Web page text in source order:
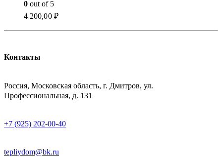
0 out of 5
4 200,00 ₽
Контакты
Россия, Московская область, г. Дмитров, ул.
Профессиональная, д. 131
+7 (925) 202-00-40
tepliydom@bk.ru